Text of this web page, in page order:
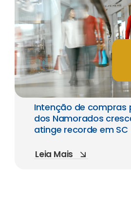
Intenção de compras
dos Namorados
atinge recorde em SC
Leia Mais